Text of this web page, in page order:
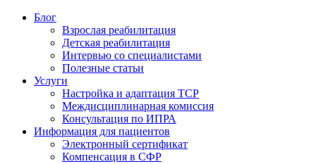
Блог
Взрослая реабилитация
Детская реабилитация
Интервью со специалистами
Полезные статьи
Услуги
Настройка и адаптация ТСР
Междисциплинарная комиссия
Консультация по ИПРА
Информация для пациентов
Электронный сертификат
Компенсация в СФР